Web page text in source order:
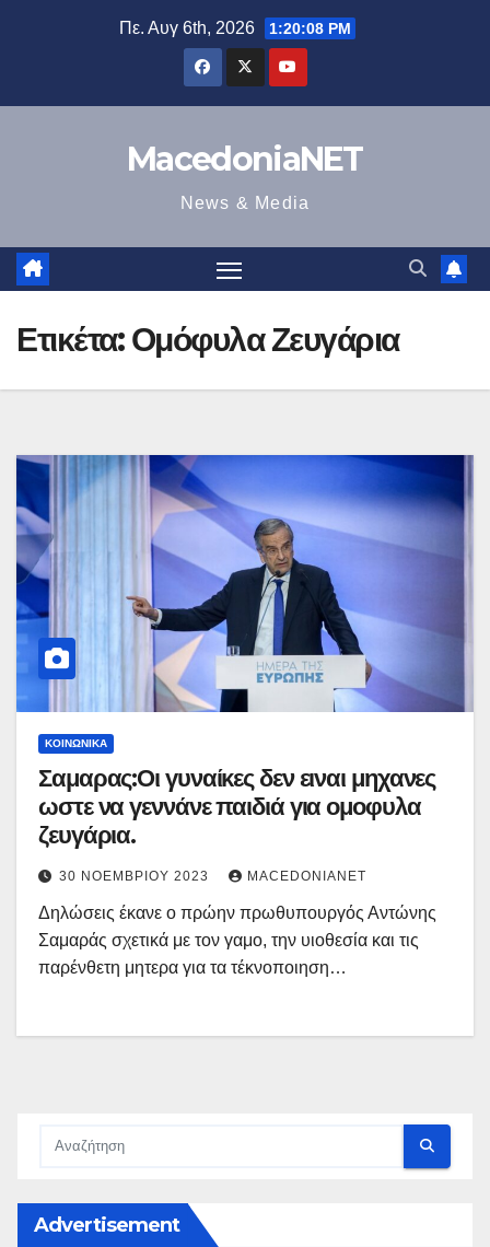
Πε. Αυγ 6th, 2026 1:20:09 PM
MacedoniaNET
News & Media
Ετικέτα:Ομόφυλα Ζευγάρια
ΚΟΙΝΩΝΙΚΆ
Σαμαρας:Οι γυναίκες δεν ειναι μηχανες
ωστε να γεννάνε παιδιά για ομοφυλα
ζευγάρια.
30 ΝΟΕΜΒΡΊΟΥ 2023 MACEDONIANET
Δηλώσεις έκανε ο πρώην πρωθυπουργός Αντώνης
Σαμαράς σχετικά με τον γαμο, την υιοθεσία και τις
παρένθετη μητερα για τα τέκνοποιηση…
Advertisement